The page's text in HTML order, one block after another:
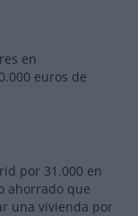
en
euros de
por 31.000 en
ahorrado que
una vivienda por